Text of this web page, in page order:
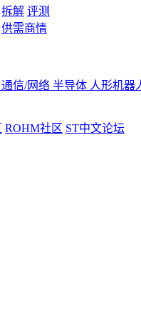
拆解 评测
供需商情
通信/网络 半导体 人形机器
ROHM社区 ST中文论坛